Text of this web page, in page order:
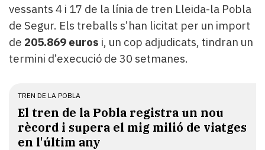
més
llegit...
Editorial
vessants 4 i 17 de la línia de tren Lleida-la Pobla
de Segur. Els treballs s’han licitat per un import
de 205.869 euros i, un cop adjudicats, tindran un
termini d’execució de 30 setmanes.
TREN DE LA POBLA
El tren de la Pobla registra un nou
rècord i supera el mig milió de viatges
en l'últim any